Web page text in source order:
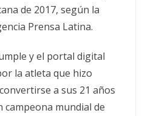
de 2017, según la
Prensa Latina.
y el portal digital
la atleta que hizo
a sus 21 años
campeona mundial de